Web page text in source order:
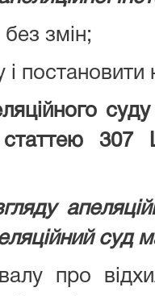
змін;
і постановити
307
суд
про